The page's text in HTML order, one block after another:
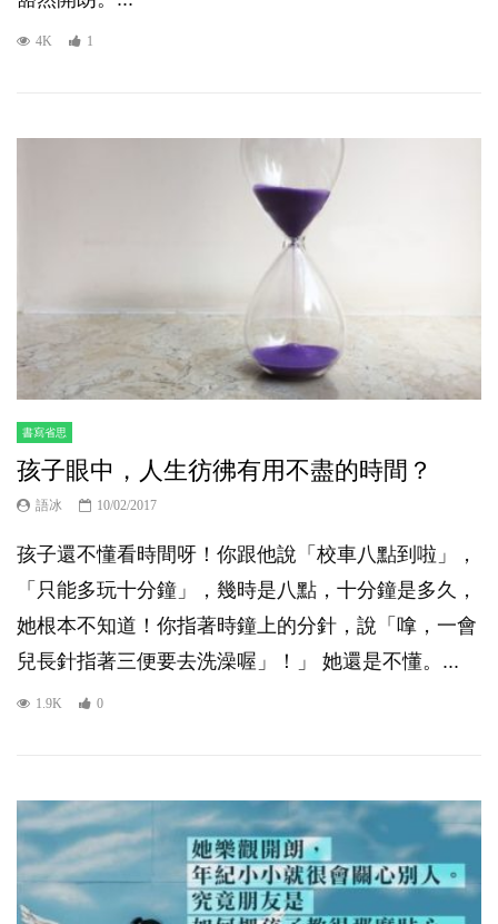
4K 1
書寫省思
孩子眼中，人生彷彿有用不盡的時間？
語冰 10/02/2017
孩子還不懂看時間呀！你跟他說「校車八點到啦」，
「只能多玩十分鐘」，幾時是八點，十分鐘是多久，
她根本不知道！你指著時鐘上的分針，說「嗱，一會
兒長針指著三便要去洗澡喔」！」 她還是不懂。...
1.9K 0